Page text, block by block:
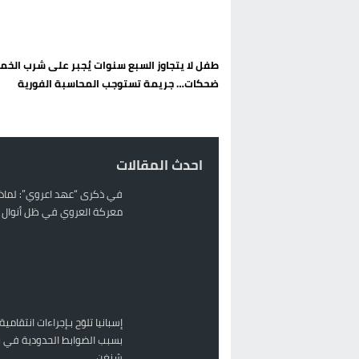
الحكومة الإسبانية تعلن عن ميزانية استثنائية بقيمة 25
طفل لا يتجاوز السبع سنوات يُجبر على شرب
ضحكات… جريمة تستوجب المحاسبة الفورية
احدث المقالات
في ذكرى “عهد اعروي”:
معركة العروي في ظل
إسبانيا تلوّح بـإجراءات
بسبب الضوابط الحدودية